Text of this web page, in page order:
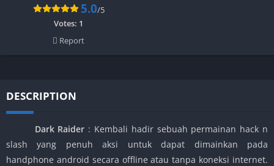
5.0/5
Votes: 1
Report
DESCRIPTION
Dark Raider : Kembali hadir sebuah permainan hack n
slash yang penuh aksi untuk dapat dimainkan pada
handphone android secara offline atau tanpa koneksi internet.